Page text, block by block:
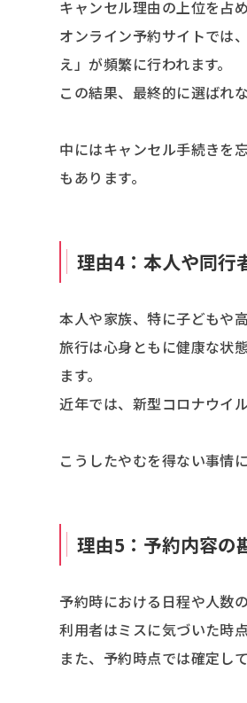
キャンセル理由の上位を占め
オンライン予約サイトでは
え」が頻繁に行われます。
この結果、最終的に選ばれ
中にはキャンセル手続きを
もあります。
理由4：本人や同行
本人や家族、特に子どもや
旅行は心身ともに健康な状
ます。
近年では、新型コロナウイ
こうしたやむを得ない事情
理由5：予約内容の
予約時における日程や人数
利用者はミスに気づいた時
また、予約時点では確定し